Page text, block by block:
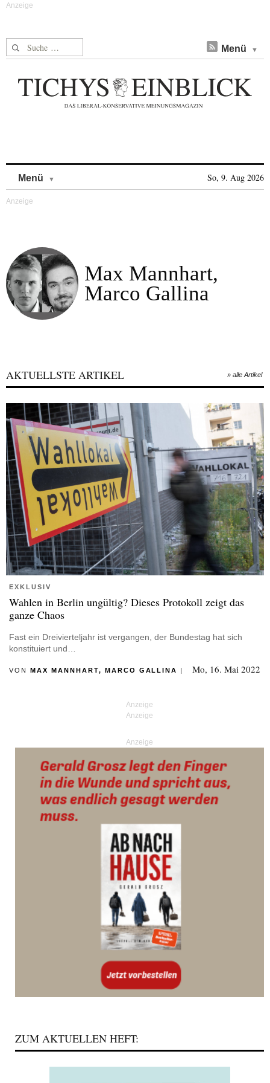
Suche nach: Menü
Menü So, 9. Aug 2026
Max Mannhart,
Marco Gallina
AKTUELLSTE ARTIKEL » alle Artikel
EXKLUSIV
Wahlen in Berlin ungültig? Dieses Protokoll zeigt das
ganze Chaos
Fast ein Dreivierteljahr ist vergangen, der Bundestag hat sich
konstituiert und…
VON MAX MANNHART, MARCO GALLINA | Mo, 16. Mai 2022
Anzeige
ZUM AKTUELLEN HEFT: